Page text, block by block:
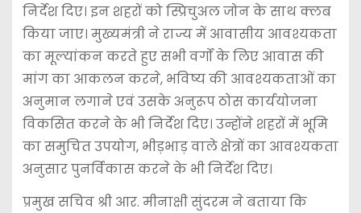
निर्देश दिए। इन शहरों को स्प्रिचुअल जोन के साथ क्लब
किया जाए। मुख्यमंत्री ने राज्य में आवासीय आवश्यकता
का मूल्यांकन करते हुए सभी वर्गों के लिए आवास की
मांग का आकलन करने, भविष्य की आवश्यकताओं का
अनुमान लगाने एवं उसके अनुरूप ठोस कार्ययोजना
विकसित करने के भी निर्देश दिए। उन्होंने शहरों में भूमि
का समुचित उपयोग, भीड़भाड़ वाले क्षेत्रों का आवश्यकता
अनुसार पुनर्विकास करने के भी निर्देश दिए।
प्रमुख सचिव श्री आर. मीनाक्षी सुंदरम ने बताया कि